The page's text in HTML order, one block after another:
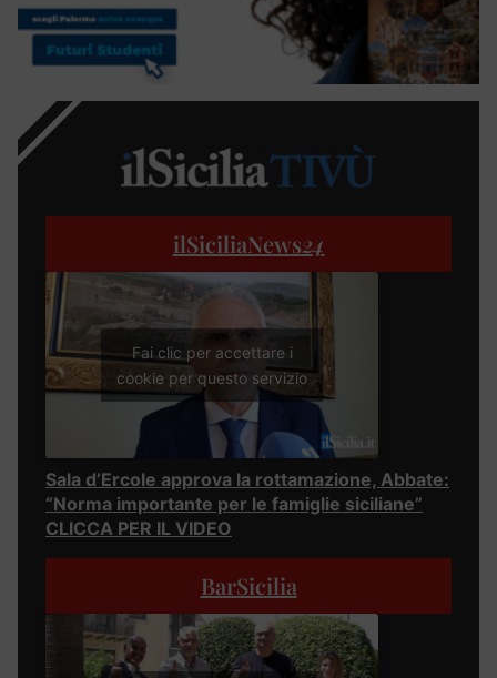
ilSiciliaNews24
Fai clic per accettare i
cookie per questo servizio
Sala d’Ercole approva la rottamazione, Abbate:
“Norma importante per le famiglie siciliane”
CLICCA PER IL VIDEO
BarSicilia